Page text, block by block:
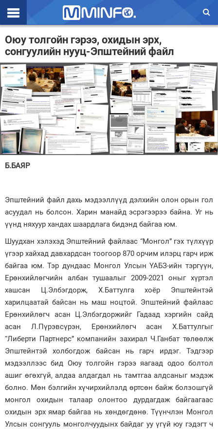
Эхлэл
Цаг агаар
Валют ханш
Улс төр
Эдийн засаг
Үзэл бодол
Спорт
Энтертайнмэнт
Оюу толгойн гэрээ, охидын эрх,
сонгуулийн нууц-Эпштейний файл
Б.БАЯР
Эпштейний файл дахь мэдээллүүд дэлхийн олон орын гол
асуудал нь болсон. Харин манайд эсрэгээрээ байна. Уг нь
үүнд няхуур хандах шаардлага бидэнд байгаа юм.
Шуудхан хэлэхэд Эпштейний файлаас “Монгол” гэх түлхүүр
үгээр хайхад давхардсан тоогоор 870 орчим илэрц гарч ирж
байгаа юм. Тэр дундаас Монгол Улсын ҮАБЗ-ийн тэргүүн,
Ерөнхийлөгчийн албан тушаалыг 2009-2021 оныг хүртэл
хашсан Ц.Элбэгдорж, Х.Баттулга хоёр Эпштейнтэй
харилцаатай байсан нь маш ноцтой. Эпштейний файлаас
Ерөнхийлөгч асан Ц.Элбэгдоржийг Гадаад хэргийн сайд
асан Л.Пүрэвсүрэн, Ерөнхийлөгч асан Х.Баттулгыг
“Либерти Партнерс” компанийн захирал Ч.Ганбат төлөөлж
Эпштейнтэй холбогдож байсан нь гарч ирдэг. Тэдгээр
мэдээллээс бид Оюу толгойн гэрээ яагаад одоо болтол
ашиг өгөхгүй, алдаа алдагдал нь тамтгаа алдсаныг мэдэж
болно. Мөн бэлгийн хүчирхийлэлд өртсөн байж болзошгүй
монгол охидын талаар олонтоо дурдагдаж байгаагаас
охидын эрх ямар байгаа нь хөндөгдөнө. Түүнчлэн Монгол
Улсын сонгууль монголчуудынх байдаг уу үгүй юу гэдэгт ч